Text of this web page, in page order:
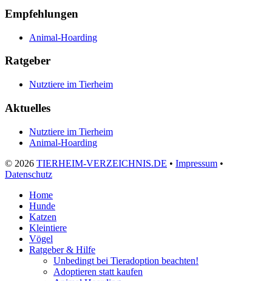
Empfehlungen
Animal-Hoarding
Ratgeber
Nutztiere im Tierheim
Aktuelles
Nutztiere im Tierheim
Animal-Hoarding
© 2026 TIERHEIM-VERZEICHNIS.DE • Impressum •
Datenschutz
Home
Hunde
Katzen
Kleintiere
Vögel
Ratgeber & Hilfe
Unbedingt bei Tieradoption beachten!
Adoptieren statt kaufen